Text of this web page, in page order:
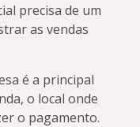
precisa de um
as vendas
é a principal
o local onde
o pagamento.